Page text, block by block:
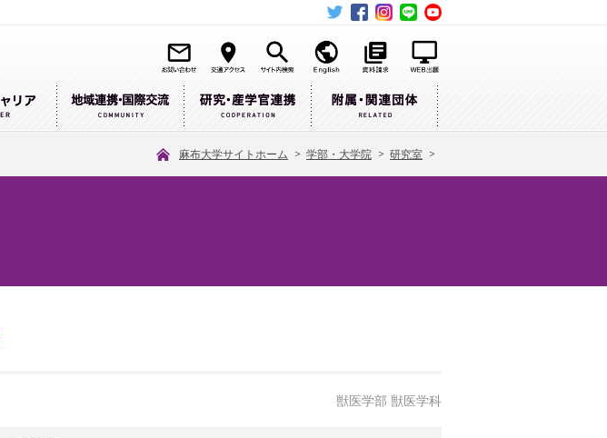
麻布大学サイトホーム > 学部・大学院 > 研究室 >
獣医学部 獣医学科